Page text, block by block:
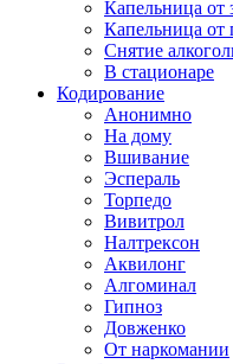
Капельница от
Капельница от
Снятие
В стационаре
Кодирование
Анонимно
На дому
Вшивание
Эспераль
Торпедо
Вивитрол
Налтрексон
Аквилонг
Алгоминал
Гипноз
Довженко
От наркомании